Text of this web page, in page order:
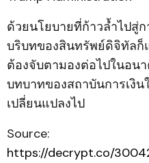
ด้วยนโยบายที่ก้าวล้ำไปสู่
บริบทของสินทรัพย์ดิจิทัลก็
ต้องจับตามองต่อไปในอน
บทบาทของสถาบันการเงิน
เปลี่ยนแปลงไป
Source:
https://decrypt.co/